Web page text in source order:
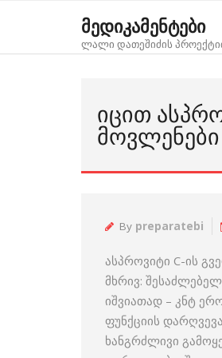
მედიკამენტები
ლალი დათეშიძის
ᲘᲪᲘᲗ
ᲛᲝᲕᲚᲔᲜᲔᲑᲘ
By preparatebi
ასპროვიტი C-ის
მხრივ:
იშვიათად – კნტ
ფუნქციის
ხანგრძლივი